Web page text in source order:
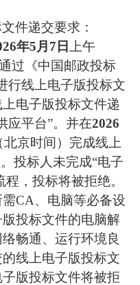
件递交要求：
年5月7日上午
过《中国邮政投标
行线上电子版投标文
电子版投标文件递
应平台”。并在2026
北京时间）完成线上
投标人未完成“电子
，投标将被拒绝。
CA、电脑等必备设
投标文件的电脑解
畅通、运行环境良
线上电子版投标文
版投标文件将被拒